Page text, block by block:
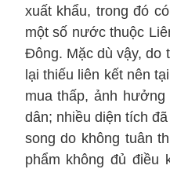
xuất khẩu, trong đó
một số nước thuộc
Đông. Mặc dù vậy, do
lại thiếu liên kết nên
mua thấp, ảnh
dân; nhiều diện tích
song do không tuân
phẩm không đủ điều